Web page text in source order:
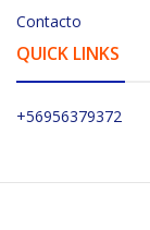
Contacto
QUICK LINKS
+56956379372